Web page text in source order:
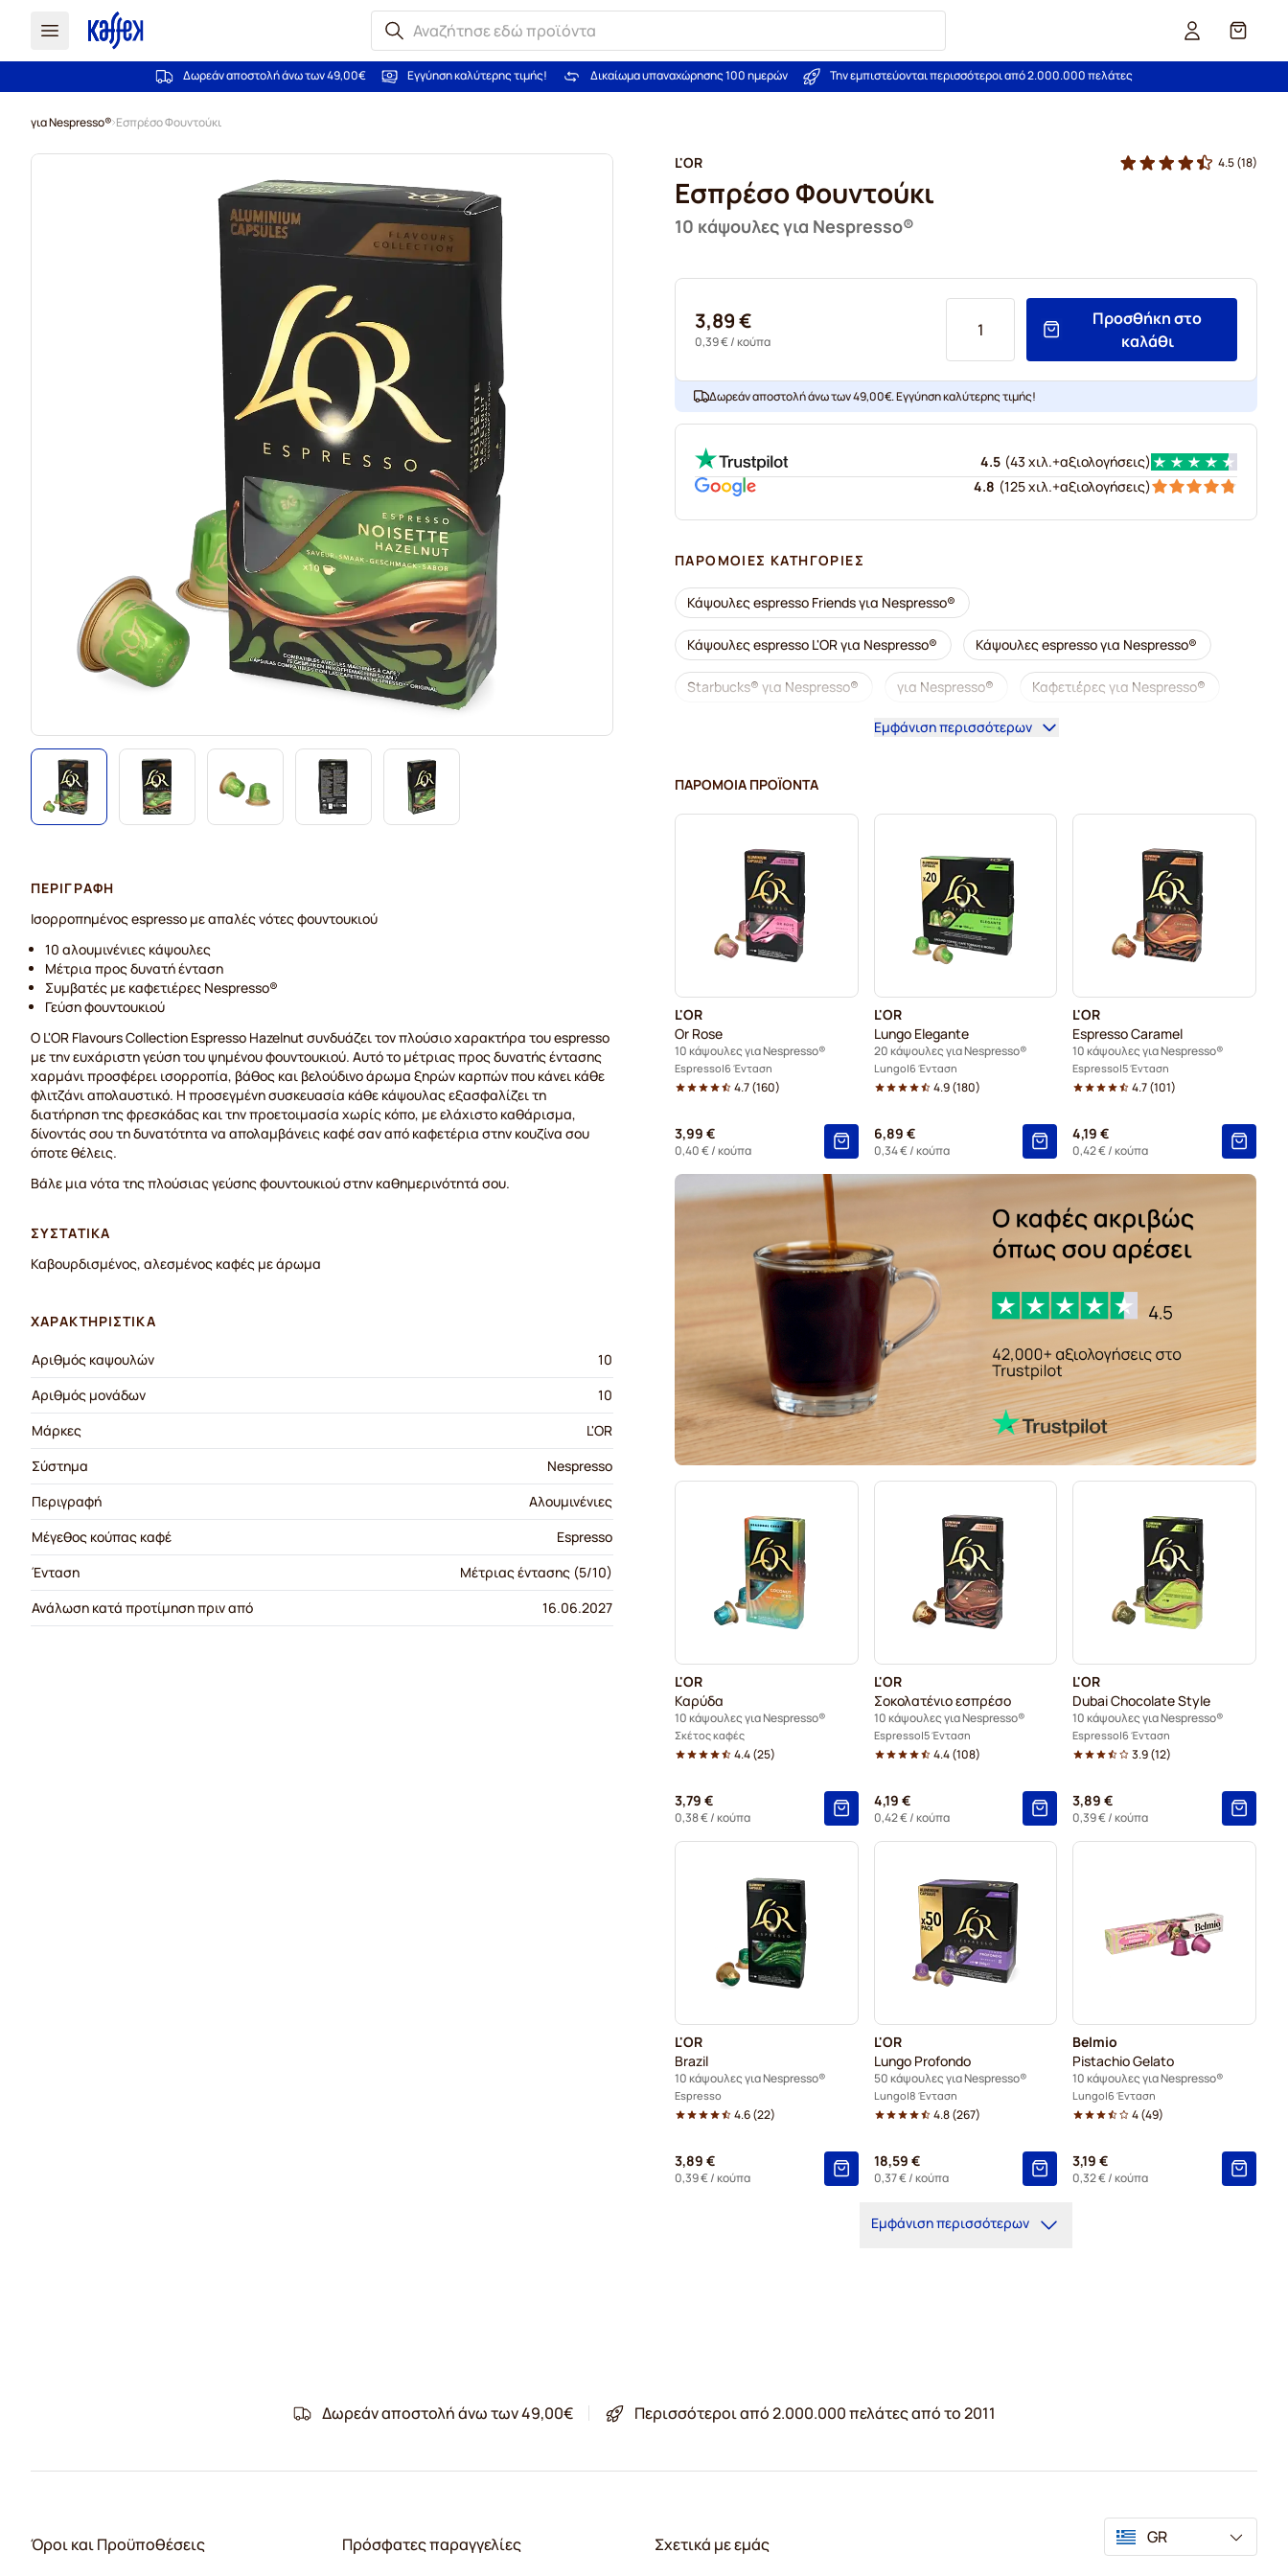
Καλάθι
Δωρεάν αποστολή άνω των 49,00€ Εγγύηση καλύτερης τιμής! Δικαίωμα υπαναχώρησης 100 ημερών Την εμπιστεύονται περισσότεροι από 2.000.000 πελάτες
για Nespresso® Εσπρέσο Φουντούκι
L'OR
Εσπρέσο Φουντούκι
10 κάψουλες για Nespresso®
4.5(18)
3,89 €
0,39 €/ κούπα
Προσθήκη στο
καλάθι
Δωρεάν αποστολή άνω των 49,00€. Εγγύηση καλύτερης τιμής!
4.5 (43 χιλ.+αξιολογήσεις)
4.8 (125 χιλ.+αξιολογήσεις)
ΠΑΡΌΜΟΙΕΣ ΚΑΤΗΓΟΡΊΕΣ
Κάψουλες espresso Friends για Nespresso®
Κάψουλες espresso L'OR για Nespresso® Κάψουλες espresso για Nespresso®
Starbucks® για Nespresso® για Nespresso® Καφετιέρες για Nespresso®
Κάψουλες lungo για Nespresso® Κάψουλες καφέ illy για Nespresso®
Συνοδευτικά καφέ για Nespresso® Αφαλάτωση και φροντίδα για Nespresso®
Κάψουλες καφέ L'OR για Nespresso® Κάψουλες καφέ Segafredo για Nespresso®
Κάψουλες καφέ Café René για Nespresso® Κάψουλες για Nespresso®
Κάψουλες καφέ Gevalia για Nespresso® Κάψουλες καφέ Belmio για Nespresso®
Εμφάνιση περισσότερων
ΠΑΡΌΜΟΙΑ ΠΡΟΪΌΝΤΑ
L'OR
Or Rose
10 κάψουλες για Nespresso®
Espresso 6 Ένταση
4.7(160)
3,99 €
0,40 €/ κούπα
L'OR
Lungo Elegante
20 κάψουλες για Nespresso®
Lungo 6 Ένταση
4.9(180)
6,89 €
0,34 €/ κούπα
L'OR
Espresso Caramel
10 κάψουλες για Nespresso®
Espresso 5 Ένταση
4.7(101)
4,19 €
0,42 €/ κούπα
L'OR
Καρύδα
10 κάψουλες για Nespresso®
Σκέτος καφές
4.4(25)
3,79 €
0,38 €/ κούπα
L'OR
Σοκολατένιο εσπρέσο
10 κάψουλες για Nespresso®
Espresso 5 Ένταση
4.4(108)
4,19 €
0,42 €/ κούπα
L'OR
Dubai Chocolate Style
10 κάψουλες για Nespresso®
Espresso 6 Ένταση
3.9(12)
3,89 €
0,39 €/ κούπα
L'OR
Brazil
10 κάψουλες για Nespresso®
Espresso
4.6(22)
3,89 €
0,39 €/ κούπα
L'OR
Lungo Profondo
50 κάψουλες για Nespresso®
Lungo 8 Ένταση
4.8(267)
18,59 €
0,37 €/ κούπα
Belmio
Pistachio Gelato
10 κάψουλες για Nespresso®
Lungo 6 Ένταση
4(49)
3,19 €
0,32 €/ κούπα
Εμφάνιση περισσότερων
ΠΕΡΙΓΡΑΦΉ
Ισορροπημένος espresso με απαλές νότες φουντουκιού
10 αλουμινένιες κάψουλες
Μέτρια προς δυνατή ένταση
Συμβατές με καφετιέρες Nespresso®
Γεύση φουντουκιού
Ο L'OR Flavours Collection Espresso Hazelnut συνδυάζει τον πλούσιο χαρακτήρα του espresso
με την ευχάριστη γεύση του ψημένου φουντουκιού. Αυτό το μέτριας προς δυνατής έντασης
χαρμάνι προσφέρει ισορροπία, βάθος και βελούδινο άρωμα ξηρών καρπών που κάνει κάθε
φλιτζάνι απολαυστικό. Η προσεγμένη συσκευασία κάθε κάψουλας εξασφαλίζει τη
διατήρηση της φρεσκάδας και την προετοιμασία χωρίς κόπο, με ελάχιστο καθάρισμα,
δίνοντάς σου τη δυνατότητα να απολαμβάνεις καφέ σαν από καφετέρια στην κουζίνα σου
όποτε θέλεις.
Βάλε μια νότα της πλούσιας γεύσης φουντουκιού στην καθημερινότητά σου.
ΣΥΣΤΑΤΙΚΆ
Καβουρδισμένος, αλεσμένος καφές με άρωμα
ΧΑΡΑΚΤΗΡΙΣΤΙΚΆ
Αριθμός καψουλών
10
Αριθμός μονάδων
10
Μάρκες
L'OR
Σύστημα
Nespresso
Περιγραφή
Αλουμινένιες
Μέγεθος κούπας καφέ
Espresso
Ένταση
Μέτριας έντασης (5/10)
Ανάλωση κατά προτίμηση πριν από
16.06.2027
Δωρεάν αποστολή άνω των 49,00€ Περισσότεροι από 2.000.000 πελάτες από το 2011
Όροι και Προϋποθέσεις Πρόσφατες παραγγελίες Σχετικά με εμάς GR